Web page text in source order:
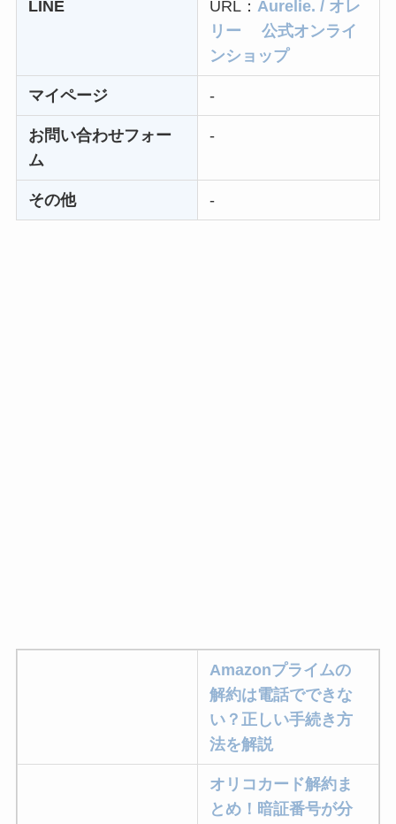
LINE URL：Aurelie. / オレ
リー 公式オンライ
ンショップ
マイページ -
お問い合わせフォー
ム
-
その他 -
Amazonプライムの
解約は電話でできな
い？正しい手続き方
法を解説
オリコカード解約ま
とめ！暗証番号が分